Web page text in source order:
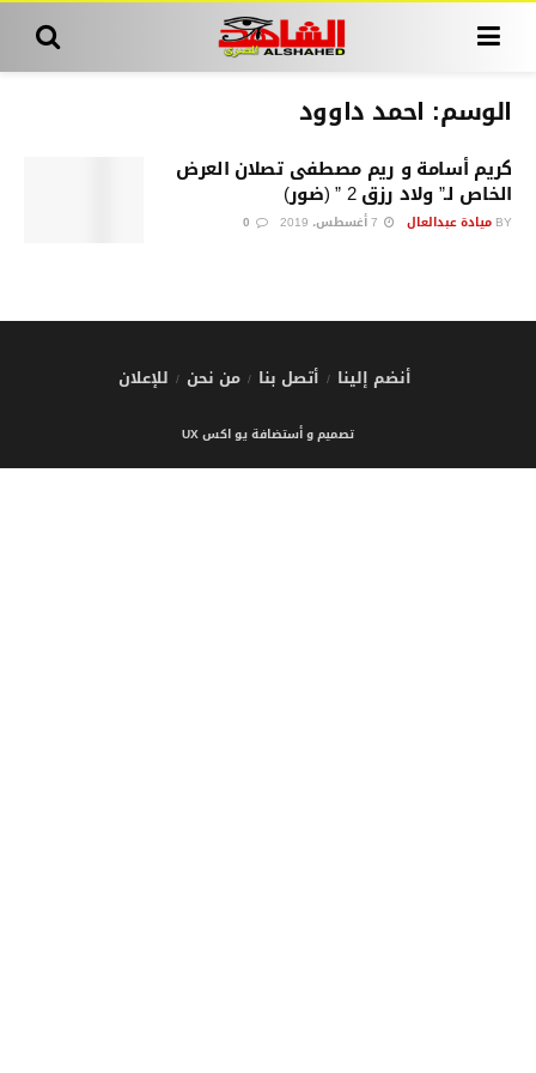
الوسم: احمد داوود
كريم أسامة و ريم مصطفى تصلان العرض
الخاص لـ” ولاد رزق 2 ” (ضور)
BY ميادة عبدالعال
أنضم إلينا أتصل بنا من نحن للإعلان
تصميم و أستضافة يو اكس UX